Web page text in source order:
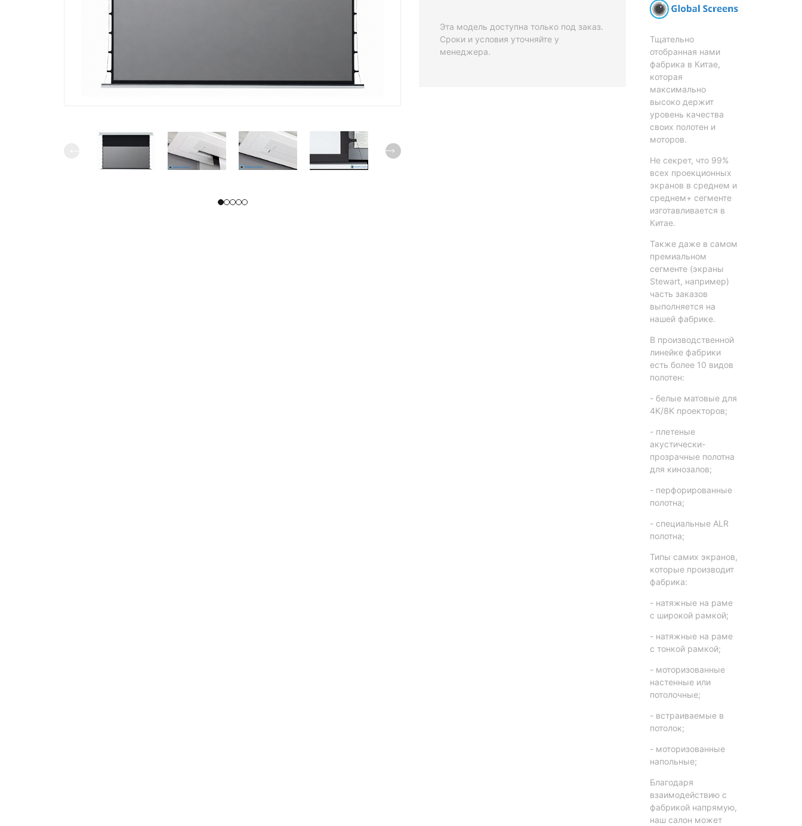
Эта модель доступна только под заказ.
Сроки и условия уточняйте у
менеджера.
Тщательно
отобранная нами
фабрика в Китае,
которая
максимально
высоко держит
уровень качества
своих полотен и
моторов.
Не секрет, что 99%
всех проекционных
экранов в среднем и
среднем+ сегменте
изготавливается в
Китае.
Также даже в самом
премиальном
сегменте (экраны
Stewart, например)
часть заказов
выполняется на
нашей фабрике.
В производственной
линейке фабрики
есть более 10 видов
полотен:
- белые матовые для
4K/8K проекторов;
- плетеные
акустически-
прозрачные полотна
для кинозалов;
- перфорированные
полотна;
- специальные ALR
полотна;
Типы самих экранов,
которые производит
фабрика:
- натяжные на раме
с широкой рамкой;
- натяжные на раме
с тонкой рамкой;
- моторизованные
настенные или
потолочные;
- встраиваемые в
потолок;
- моторизованные
напольные;
Благодаря
взаимодействию с
фабрикой напрямую,
наш салон может